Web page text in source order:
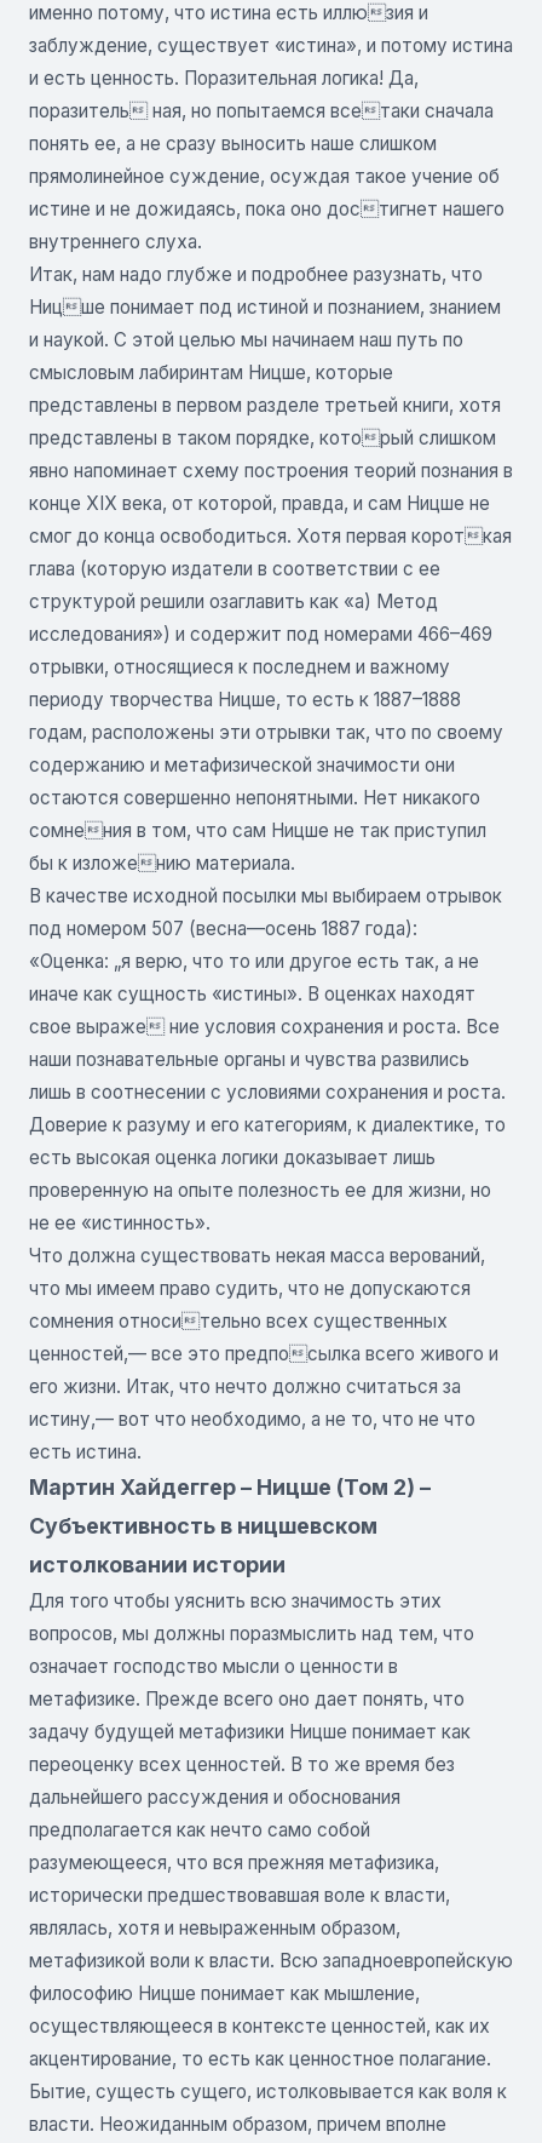
именно потому, что истина есть иллюзия и
заблуждение, существует «истина», и потому истина
и есть ценность. Поразительная логика! Да,
поразитель ная, но попытаемся всетаки сначала
понять ее, а не сразу выносить наше слишком
прямолинейное суждение, осуждая такое учение об
истине и не дожидаясь, пока оно достигнет нашего
внутреннего слуха.
Итак, нам надо глубже и подробнее разузнать, что
Ницше понимает под истиной и познанием, знанием
и наукой. С этой целью мы начинаем наш путь по
смысловым лабиринтам Ницше, которые
представлены в первом разделе третьей книги, хотя
представлены в таком порядке, который слишком
явно напоминает схему построения теорий познания в
конце XIX века, от которой, правда, и сам Ницше не
смог до конца освободиться. Хотя первая короткая
глава (которую издатели в соответствии с ее
структурой решили озаглавить как «а) Метод
исследования») и содержит под номерами 466–469
отрывки, относящиеся к последнем и важному
периоду творчества Ницше, то есть к 1887–1888
годам, расположены эти отрывки так, что по своему
содержанию и метафизической значимости они
остаются совершенно непонятными. Нет никакого
сомнения в том, что сам Ницше не так приступил
бы к изложению материала.
В качестве исходной посылки мы выбираем отрывок
под номером 507 (весна—осень 1887 года):
«Оценка: „я верю, что то или другое есть так, а не
иначе как сущность «истины». В оценках находят
свое выраже ние условия сохранения и роста. Все
наши познавательные органы и чувства развились
лишь в соотнесении с условиями сохранения и роста.
Доверие к разуму и его категориям, к диалектике, то
есть высокая оценка логики доказывает лишь
проверенную на опыте полезность ее для жизни, но
не ее «истинность».
Что должна существовать некая масса верований,
что мы имеем право судить, что не допускаются
сомнения относительно всех существенных
ценностей,— все это предпосылка всего живого и
его жизни. Итак, что нечто должно считаться за
истину,— вот что необходимо, а не то, что не что
есть истина.
Мартин Хайдеггер – Ницше (Том 2) –
Субъективность в ницшевском
истолковании истории
Для того чтобы уяснить всю значимость этих
вопросов, мы должны поразмыслить над тем, что
означает господство мысли о ценности в
метафизике. Прежде всего оно дает понять, что
задачу будущей метафизики Ницше понимает как
переоценку всех ценностей. В то же время без
дальнейшего рассуждения и обоснования
предполагается как нечто само собой
разумеющееся, что вся прежняя метафизика,
исторически предшествовавшая воле к власти,
являлась, хотя и невыраженным образом,
метафизикой воли к власти. Всю западноевропейскую
философию Ницше понимает как мышление,
осуществляющееся в контексте ценностей, как их
акцентирование, то есть как ценностное полагание.
Бытие, сущесть сущего, истолковывается как воля к
власти. Неожиданным образом, причем вполне